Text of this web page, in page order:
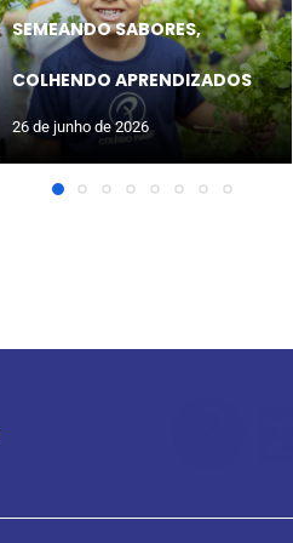
SEMEANDO SABORES,
COLHENDO APRENDIZADOS
26 de junho de 2026